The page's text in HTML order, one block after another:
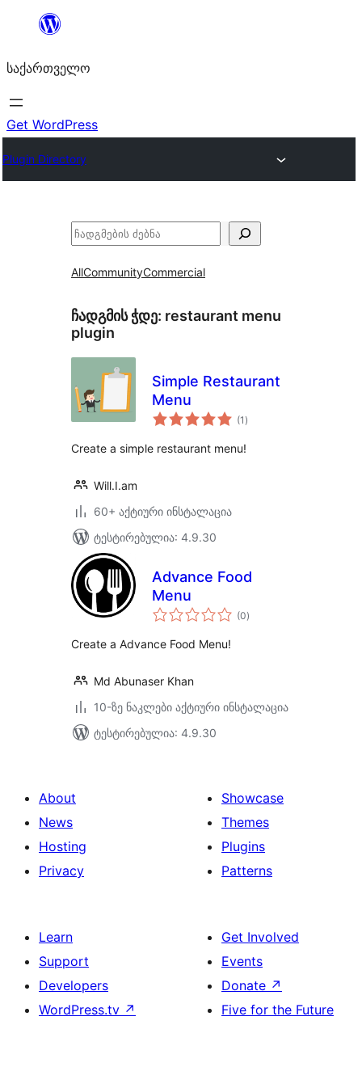
შიგთავსზე
საქართველო
Get WordPress
Plugin Directory
ძებნა
AllCommunityCommercial
ჩადგმის ჭდე: restaurant menu
plugin
Simple Restaurant
Menu
(1 საერთო
რეიტინგი
)
Create a simple restaurant menu!
Will.I.am
60+ აქტიური ინსტალაცია
ტესტირებულია: 4.9.30
Advance Food
Menu
(0საერთო
რეიტინგი
)
Create a Advance Food Menu!
Md Abunaser Khan
10-ზე ნაკლები აქტიური ინსტალაცია
ტესტირებულია: 4.9.30
About
News
Hosting
Privacy
Showcase
Themes
Plugins
Patterns
Learn
Support
Developers
WordPress.tv ↗
Get Involved
Events
Donate ↗
Five for the Future